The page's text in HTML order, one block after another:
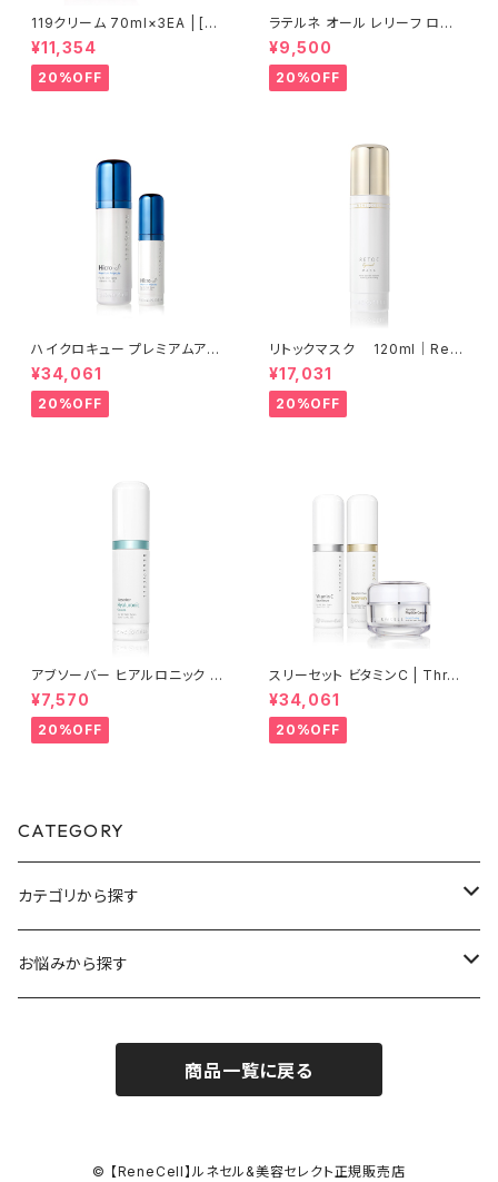
119クリーム 70ml×3EA | [ル
ネセル]119 Cream【Rene-Ce
ll】ルネセル
¥11,354
20%OFF
ラテルネ オール レリーフ ロー
ション 1個(100ml) | LATEREN
E ALL RELIEF LATION│敏感
になりがちな肌をケアする、バリ
ア機能サポートケア【Rene-Ce
¥9,500
20%OFF
ハイクロキュー プレミアムアン
プル | Rene-Cell Hicro Q Pr
emium Ampoule【Rene-Cel
l】ルネセル
¥34,061
20%OFF
リトックマスク 120ml│Ren
e-Cell Retoc Mask│乾燥の
ケア【Rene Cell】ルネセル
¥17,031
20%OFF
アブソーバー ヒアルロニック セ
ラム 30ml | [ルネセル] Absor
ber Hyaluronic Serum│シ
ワ・たるみケア【Rene-Cell】ル
ネセル
¥7,570
20%OFF
スリーセット ビタミンC | Three
sets of vitamin C【Rene-C
ell】ルネセル
¥34,061
20%OFF
CATEGORY
カテゴリから探す
スキンケア
スペシャルケア
お悩みから探す
シミ・くすみケア
シワ・目の下クマケア
商品一覧に戻る
© 【ReneCell】ルネセル&美容セレクト正規販売店